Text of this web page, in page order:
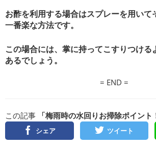
お酢を利用する場合はスプレーを用いて
一番楽な方法です。
この場合には、掌に持ってこすりつける
あるでしょう。
= END =
この記事 「梅雨時の水回りお掃除ポイント
シェア ツイート